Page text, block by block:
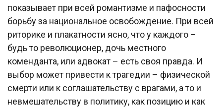
показывает при всей романтизме и пафосности
борьбу за национальное освобождение. При всей
риторике и плакатности ясно, что у каждого –
будь то революционер, дочь местного
коменданта, или адвокат – есть своя правда. И
выбор может привести к трагедии – физической
смерти или к соглашательству с врагами, а то и
невмешательству в политику, как позицию и как